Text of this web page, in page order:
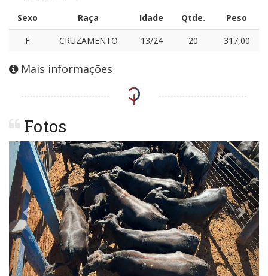
Sexo Raça Idade Qtde.
Peso
F
CRUZAMENTO 13/24 20 317,00
Mais informações
Fotos
Previous Next